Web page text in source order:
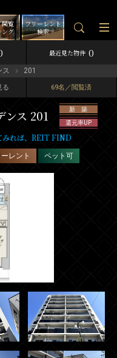
フリーレント
検索
閲覧
ング
最近見た物件 0
ス 201
る 69名／閲覧済
ンス 201
新 築
還元率UP
みれば、REIT FIND
レント ペット可